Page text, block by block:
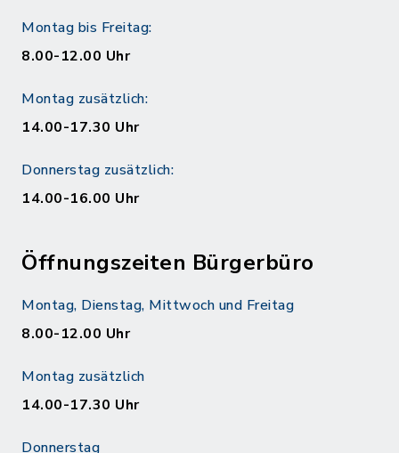
Montag bis Freitag:
8.00-12.00 Uhr
Montag zusätzlich:
14.00-17.30 Uhr
Donnerstag zusätzlich:
14.00-16.00 Uhr
Öffnungszeiten Bürgerbüro
Montag, Dienstag, Mittwoch und Freitag
8.00-12.00 Uhr
Montag zusätzlich
14.00-17.30 Uhr
Donnerstag